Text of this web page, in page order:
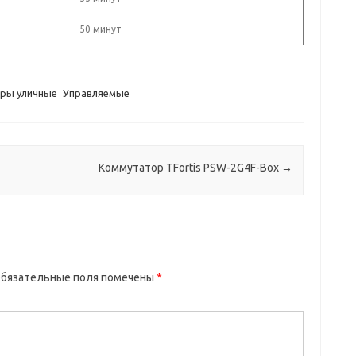
50 минут
уличные Управляемые
Коммутатор TFortis PSW-2G4F-Box →
поля помечены *